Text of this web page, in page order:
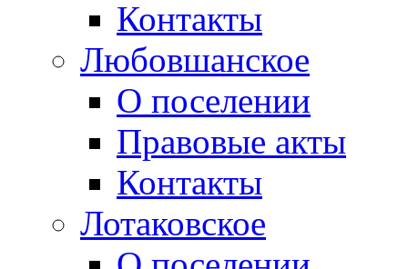
Контакты
Любовшанское
О поселении
Правовые акты
Контакты
Лотаковское